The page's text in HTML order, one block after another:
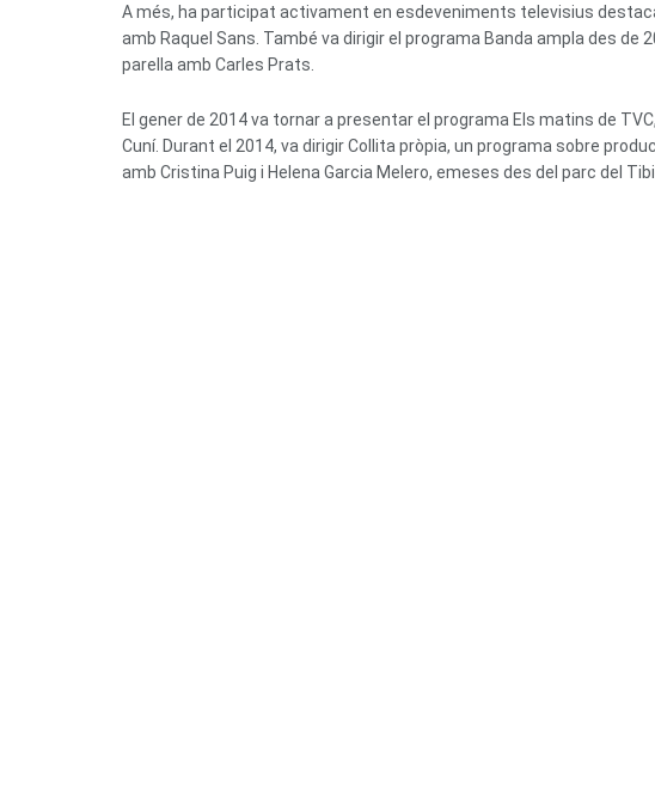
A més, ha participat activament en esdeveniments televisius
amb Raquel Sans. També va dirigir el programa Banda ampla des
parella amb Carles Prats.
El gener de 2014 va tornar a presentar el programa Els matins de
Cuní. Durant el 2014, va dirigir Collita pròpia, un programa sobre
amb Cristina Puig i Helena Garcia Melero, emeses des del parc del